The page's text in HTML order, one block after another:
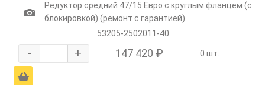
1
Редуктор средний 47/15 Евро с круглым фланцем (с
блокировкой) (ремонт с гарантией)
53205-2502011-40
- + 147 420 ₽ 0 шт.
Ä